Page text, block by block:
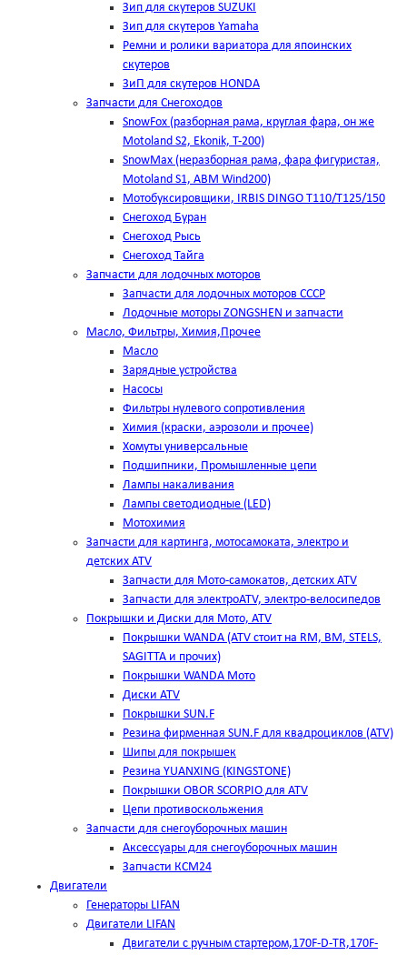
Зип для скутеров SUZUKI
Зип для скутеров Yamaha
Ремни и ролики вариатора для япоинских
скутеров
ЗиП для скутеров HONDA
Запчасти для Снегоходов
SnowFox (разборная рама, круглая фара, он же
Motoland S2, Ekonik, T-200)
SnowMax (неразборная рама, фара фигуристая,
Motoland S1, ABM Wind200)
Мотобуксировщики, IRBIS DINGO Т110/Т125/150
Снегоход Буран
Снегоход Рысь
Снегоход Тайга
Запчасти для лодочных моторов
Запчасти для лодочных моторов СССР
Лодочные моторы ZONGSHEN и запчасти
Масло, Фильтры, Химия,Прочее
Масло
Зарядные устройства
Насосы
Фильтры нулевого сопротивления
Химия (краски, аэрозоли и прочее)
Хомуты универсальные
Подшипники, Промышленные цепи
Лампы накаливания
Лампы светодиодные (LED)
Мотохимия
Запчасти для картинга, мотосамоката, электро и
детских ATV
Запчасти для Мото-самокатов, детских ATV
Запчасти для электроATV, электро-велосипедов
Покрышки и Диски для Мото, ATV
Покрышки WANDA (АТV стоит на RM, BM, STELS,
SAGITTA и прочих)
Покрышки WANDA Мото
Диски ATV
Покрышки SUN.F
Резина фирменная SUN.F для квадроциклов (АТV)
Шипы для покрышек
Резина YUANXING (KINGSTONE)
Покрышки OBOR SCORPIO для ATV
Цепи противоскольжения
Запчасти для снегоуборочных машин
Аксессуары для снегоуборочных машин
Запчасти КСМ24
Двигатели
Генераторы LIFAN
Двигатели LIFAN
Двигатели с ручным стартером,170F-D-TR,170F-